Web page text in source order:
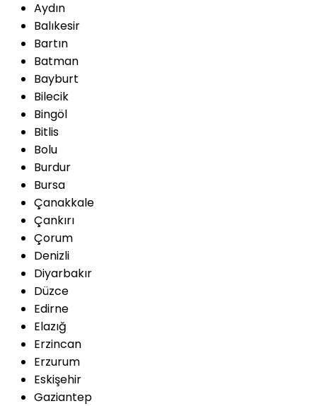
Aydın
Balıkesir
Bartın
Batman
Bayburt
Bilecik
Bingöl
Bitlis
Bolu
Burdur
Bursa
Çanakkale
Çankırı
Çorum
Denizli
Diyarbakır
Düzce
Edirne
Elazığ
Erzincan
Erzurum
Eskişehir
Gaziantep